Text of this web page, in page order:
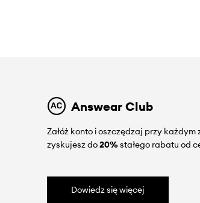
Answear Club
Załóż konto i oszczędzaj przy
zyskujesz do20%stałego rabatu od
Dowiedz się więcej